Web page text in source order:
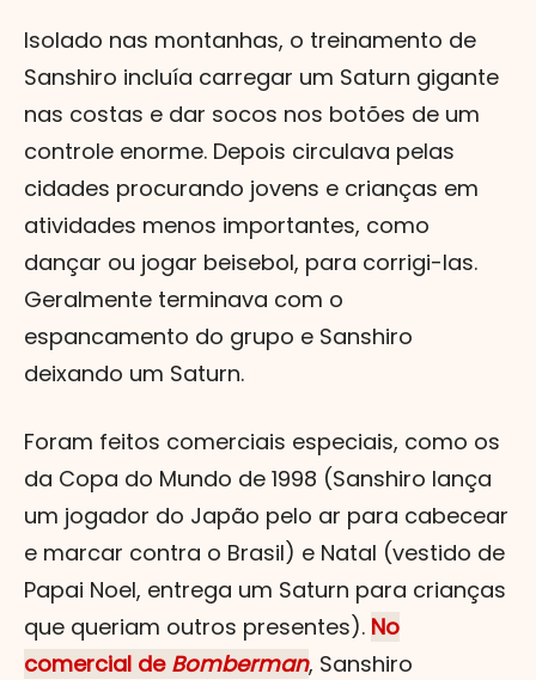
Isolado nas montanhas, o treinamento de
Sanshiro incluía carregar um Saturn gigante
nas costas e dar socos nos botões de um
controle enorme. Depois circulava pelas
cidades procurando jovens e crianças em
atividades menos importantes, como
dançar ou jogar beisebol, para corrigi-las.
Geralmente terminava com o
espancamento do grupo e Sanshiro
deixando um Saturn.
Foram feitos comerciais especiais, como os
da Copa do Mundo de 1998 (Sanshiro lança
um jogador do Japão pelo ar para cabecear
e marcar contra o Brasil) e Natal (vestido de
Papai Noel, entrega um Saturn para crianças
que queriam outros presentes). No
comercial de Bomberman, Sanshiro